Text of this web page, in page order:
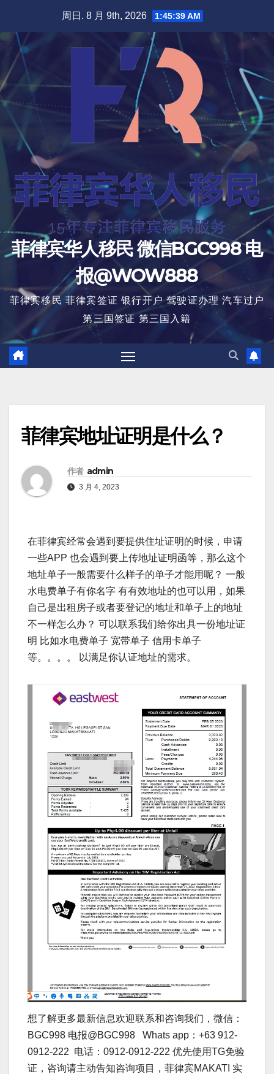
周日. 8 月 9th, 2026 1:45:40 AM
菲律宾华人移民 微信BGC998 电
报@WOW888
菲律宾移民 菲律宾签证 银行开户 驾驶证办理 汽车过户
第三国签证 第三国入籍
菲律宾地址证明是什么？
作者 admin
3 月 4, 2023
在菲律宾经常会遇到要提供住址证明的时候，申请
一些APP 也会遇到要上传地址证明函等，那么这个
地址单子一般需要什么样子的单子才能用呢？ 一般
水电费单子有你名字 有有效地址的也可以用，如果
自己是出租房子或者要登记的地址和单子上的地址
不一样怎么办？ 可以联系我们给你出具一份地址证
明 比如水电费单子 宽带单子 信用卡单子
等。。。。 以满足你认证地址的需求。
想了解更多最新信息欢迎联系和咨询我们，微信：
BGC998 电报@BGC998 Whats app：+63 912-
0912-222 电话：0912-0912-222 优先使用TG免验
证，咨询请主动告知咨询项目，菲律宾MAKATI 实